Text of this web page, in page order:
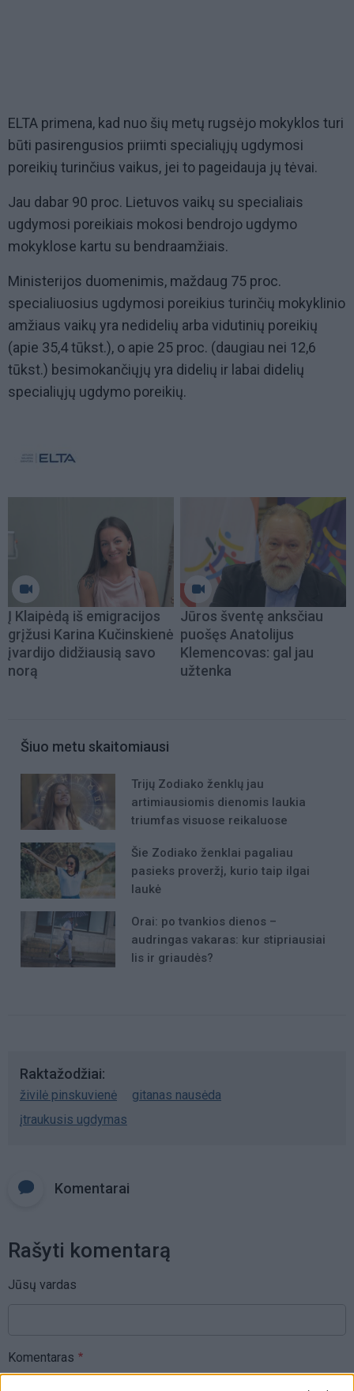
ELTA primena, kad nuo šių metų rugsėjo mokyklos turi
būti pasirengusios priimti specialiųjų ugdymosi
poreikių turinčius vaikus, jei to pageidauja jų tėvai.
Jau dabar 90 proc. Lietuvos vaikų su specialiais
ugdymosi poreikiais mokosi bendrojo ugdymo
mokyklose kartu su bendraamžiais.
Ministerijos duomenimis, maždaug 75 proc.
specialiuosius ugdymosi poreikius turinčių mokyklinio
amžiaus vaikų yra nedidelių arba vidutinių poreikių
(apie 35,4 tūkst.), o apie 25 proc. (daugiau nei 12,6
tūkst.) besimokančiųjų yra didelių ir labai didelių
specialiųjų ugdymo poreikių.
Į Klaipėdą iš emigracijos
grįžusi Karina Kučinskienė
įvardijo didžiausią savo
norą
Jūros šventę anksčiau
puošęs Anatolijus
Klemencovas: gal jau
užtenka
Šiuo metu skaitomiausi
Trijų Zodiako ženklų jau
artimiausiomis dienomis laukia
triumfas visuose reikaluose
Šie Zodiako ženklai pagaliau
pasieks proveržį, kurio taip ilgai
laukė
Orai: po tvankios dienos –
audringas vakaras: kur stipriausiai
lis ir griaudės?
Raktažodžiai
živilė pinskuvienė
gitanas nausėda
įtraukusis ugdymas
Komentarai
Rašyti komentarą
Jūsų vardas
Komentaras